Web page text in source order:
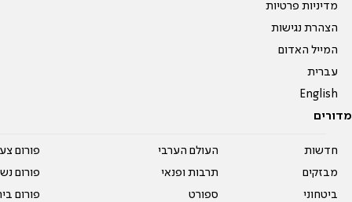
מדיניות פרטיות
הצהרת נגישות
המייל האדום
עברית
English
מדורים
חדשות
מבזקים
ביטחוני
העולם הערבי
תרבות ופנאי
ספורט
פורום
פורום
פורום